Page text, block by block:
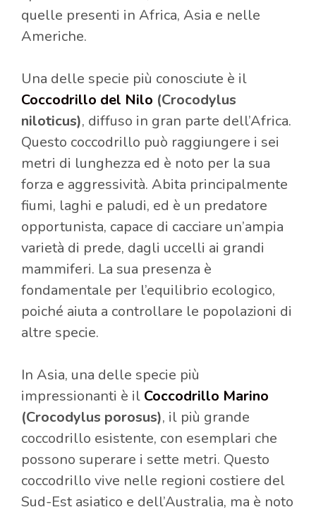
quelle presenti in Africa, Asia e nelle
Americhe.
Una delle specie più conosciute è il
Coccodrillo del Nilo (Crocodylus
niloticus), diffuso in gran parte dell’Africa.
Questo coccodrillo può raggiungere i sei
metri di lunghezza ed è noto per la sua
forza e aggressività. Abita principalmente
fiumi, laghi e paludi, ed è un predatore
opportunista, capace di cacciare un’ampia
varietà di prede, dagli uccelli ai grandi
mammiferi. La sua presenza è
fondamentale per l’equilibrio ecologico,
poiché aiuta a controllare le popolazioni di
altre specie.
In Asia, una delle specie più
impressionanti è il Coccodrillo Marino
(Crocodylus porosus), il più grande
coccodrillo esistente, con esemplari che
possono superare i sette metri. Questo
coccodrillo vive nelle regioni costiere del
Sud-Est asiatico e dell’Australia, ma è noto